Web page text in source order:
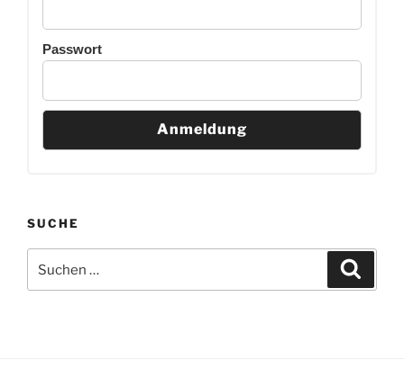
Passwort
SUCHE
nach: